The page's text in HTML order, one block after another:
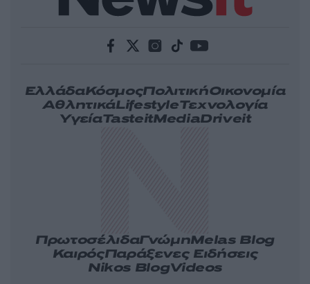
ΕλλάδαΚόσμοςΠολιτικήΟικονομία
ΑθλητικάLifestyleΤεχνολογία
ΥγείαTasteitMediaDriveit
ΠρωτοσέλιδαΓνώμηMelas Blog
ΚαιρόςΠαράξενες Ειδήσεις
Nikos BlogVideos